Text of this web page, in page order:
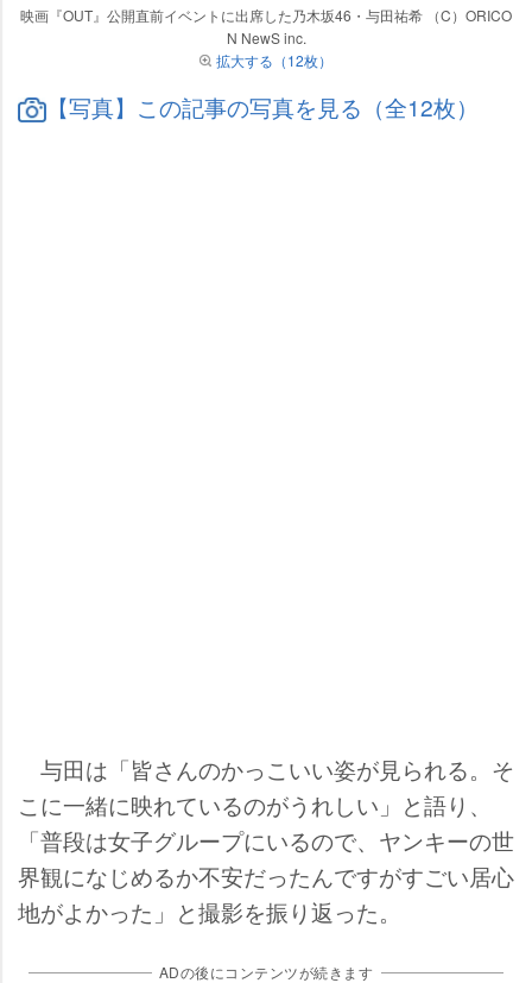
映画『OUT』公開直前イベントに出席した乃木坂46・与田祐希 （C）ORICO
N NewS inc.
拡大する（12枚）
【写真】この記事の写真を見る（全12枚）
与田は「皆さんのかっこいい姿が見られる。そ
こに一緒に映れているのがうれしい」と語り、
「普段は女子グループにいるので、ヤンキーの世
界観になじめるか不安だったんですがすごい居心
地がよかった」と撮影を振り返った。
ADの後にコンテンツが続きます